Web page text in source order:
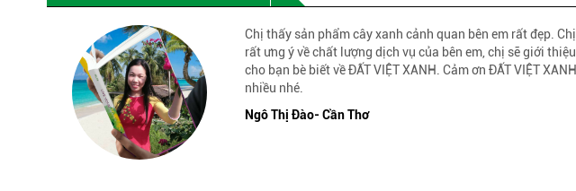
Chị thấy sản phẩm cây xanh cảnh quan bên em rất đẹp. Chị
rất ưng ý về chất lượng dịch vụ của bên em, chị sẽ giới thiệu
cho bạn bè biết về ĐẤT VIỆT XANH. Cảm ơn ĐẤT VIỆT XANH
nhiều nhé.
Ngô Thị Đào- Cần Thơ